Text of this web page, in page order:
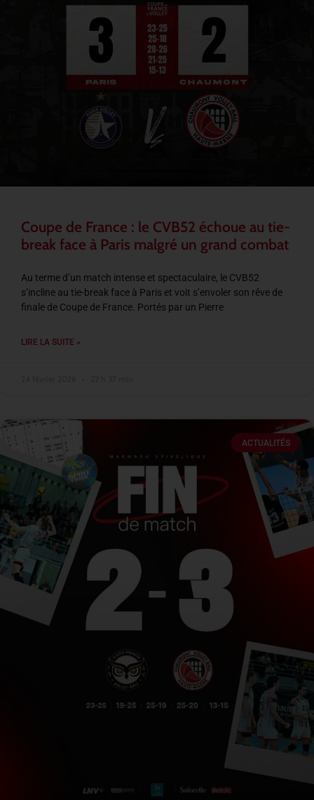
Coupe de France : le CVB52 échoue au tie-
break face à Paris malgré un grand combat
Au terme d’un match intense et spectaculaire, le CVB52
s’incline au tie-break face à Paris et voit s’envoler son rêve de
finale de Coupe de France. Portés par un Pierre
LIRE LA SUITE »
ACTUALITÉS